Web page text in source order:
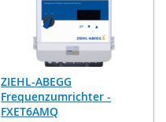
ZIEHL-ABEGG
Frequenzumrichter -
FXET6AMQ